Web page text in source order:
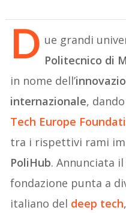
D ue grandi
Politecnico di
in nome dell’
internazionale,
Tech Europe
tra i rispettivi rami
PoliHub. Annunciata
fondazione punta a
italiano del deep tech